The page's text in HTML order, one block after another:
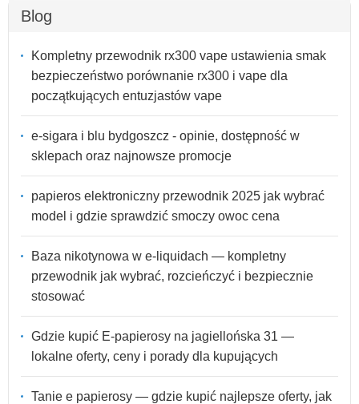
Blog
Kompletny przewodnik rx300 vape ustawienia smak
bezpieczeństwo porównanie rx300 i vape dla
początkujących entuzjastów vape
e-sigara i blu bydgoszcz - opinie, dostępność w
sklepach oraz najnowsze promocje
papieros elektroniczny przewodnik 2025 jak wybrać
model i gdzie sprawdzić smoczy owoc cena
Baza nikotynowa w e-liquidach — kompletny
przewodnik jak wybrać, rozcieńczyć i bezpiecznie
stosować
Gdzie kupić E-papierosy na jagiellońska 31 —
lokalne oferty, ceny i porady dla kupujących
Tanie e papierosy — gdzie kupić najlepsze oferty, jak